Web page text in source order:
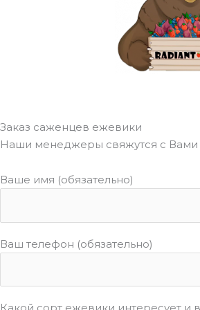
Заказ саженцев ежевики
Наши менеджеры свяжутся с
Ваше имя (обязательно)
Ваш телефон (обязательно)